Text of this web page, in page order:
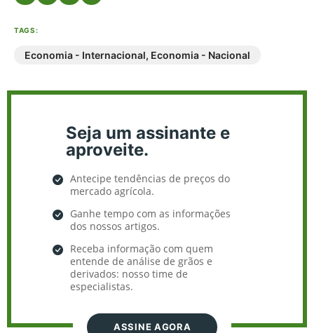
TAGS:
Economia - Internacional, Economia - Nacional
Seja um assinante e
aproveite.
Antecipe tendências de preços do
mercado agrícola.
Ganhe tempo com as informações
dos nossos artigos.
Receba informação com quem
entende de análise de grãos e
derivados: nosso time de
especialistas.
ASSINE AGORA